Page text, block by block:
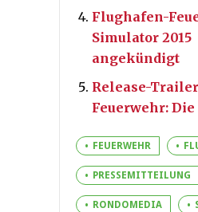
Flughafen-
Simulator 2015
angekündigt
Release-
Feuerwehr:
FEUERWEHR
PRESSEMITTEILUNG
RONDOMEDIA